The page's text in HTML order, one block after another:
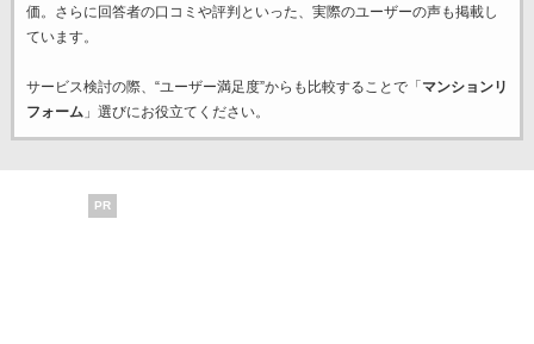
価。さらに回答者の口コミや評判といった、実際のユーザーの声も掲載し
ています。
サービス検討の際、“ユーザー満足度”からも比較することで「 マンションリ
フォーム」選びにお役立てください。
PR